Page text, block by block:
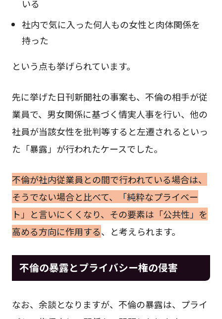
いる
社内で気に入った何人もの女性と肉体関係を
持った
という点も挙げられています。
先に挙げた日刊新聞社の事案も、不倫の相手が従
業員で、男女関係に基づく情実人事を行い、他の
社員が当該女性を批判等すると左遷されるといっ
た「暴露」が行われたケースでした。
不倫が社内従業員との間で行われている場合は、
そうでない場合と比べて、「純粋なプライベー
ト」と言いにくくなり、その要素は「公共性」を
高める方向に作用する、と考えられます。
不倫の暴露とプライバシー権の侵害
なお、余談となりますが、不倫の暴露は、プライ